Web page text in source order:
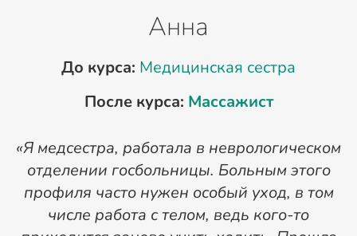
Анна
До курса: Медицинская сестра
После курса: Массажист
«Я медсестра, работала в неврологическом
отделении госбольницы. Больным этого
профиля часто нужен особый уход, в том
числе работа с телом, ведь кого-то